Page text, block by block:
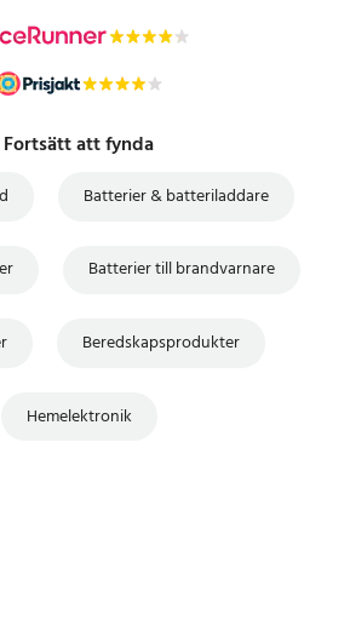
Fortsätt att fynda
Batterier & batteriladdare
Batterier till brandvarnare
Beredskapsprodukter
Hemelektronik